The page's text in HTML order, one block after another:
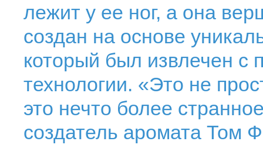
лежит у ее ног, а она
создан на основе
который был извлечен
технологии. «Это не
это нечто более
создатель аромата Том